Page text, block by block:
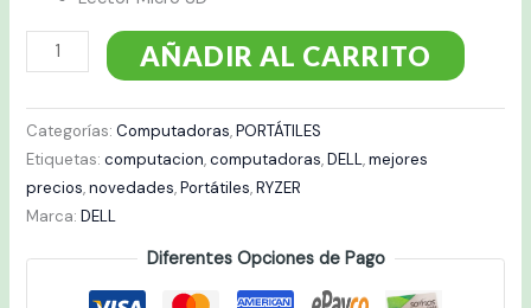
AÑADIR AL CARRITO
Categorías:Computadoras,PORTÁTILES
Etiquetas:computacion,computadoras,DELL,mejores
precios,novedades,Portátiles,RYZER
Marca:DELL
Diferentes Opciones de Pago